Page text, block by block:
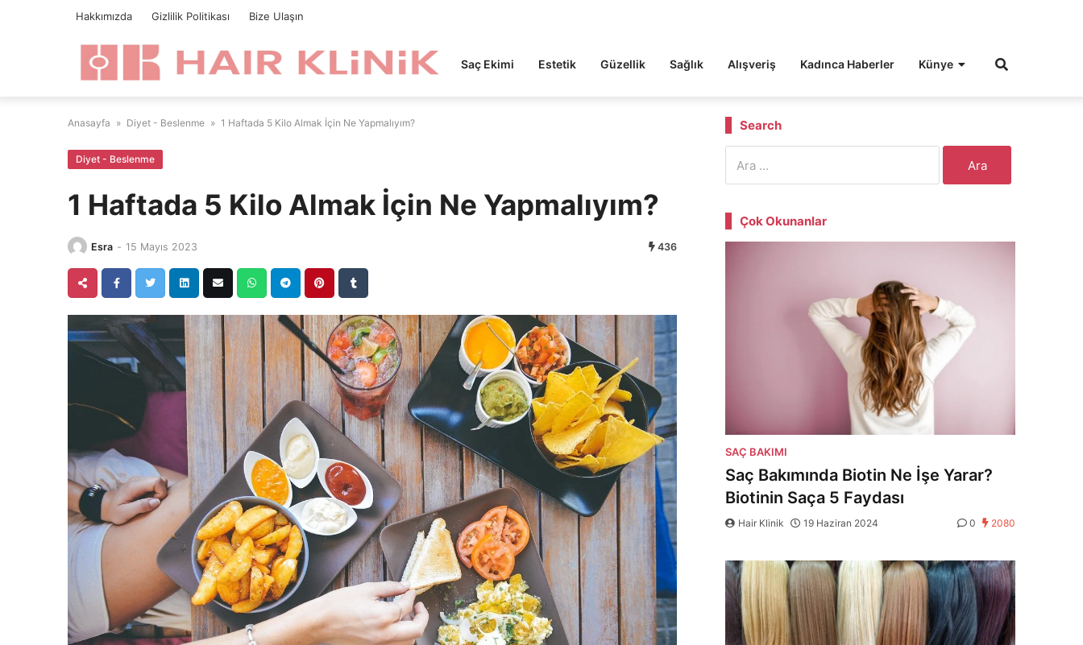
Hakkımızda Gizlilik Politikası Bize Ulaşın
Saç Ekimi Estetik Güzellik Sağlık Alışveriş Kadınca Haberler Künye
Anasayfa » Diyet - Beslenme » 1 Haftada 5 Kilo Almak İçin Ne Yapmalıyım?
Diyet - Beslenme
1 Haftada 5 Kilo Almak İçin Ne Yapmalıyım?
Esra - 15 Mayıs 2023 436
Search
Çok Okunanlar
SAÇ BAKIMI
Saç Bakımında Biotin Ne İşe Yarar?
Biotinin Saça 5 Faydası
Hair Klinik 19 Haziran 2024 0 2080